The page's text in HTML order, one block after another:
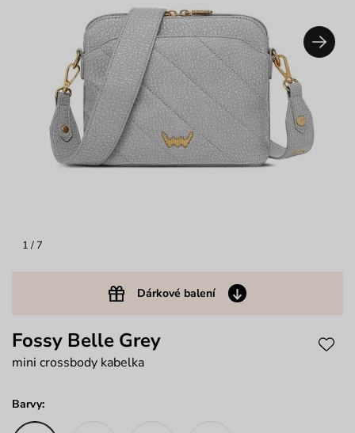
1 / 7
Dárkové balení
Fossy Belle Grey
mini crossbody kabelka
Barvy: